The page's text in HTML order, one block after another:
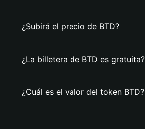
¿Subirá el precio de BTD?
¿La billetera de BTD es gratuita?
¿Cuál es el valor del token BTD?